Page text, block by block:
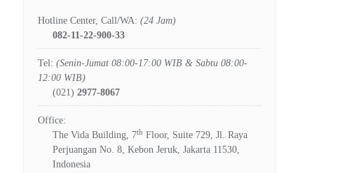
Hotline Center, Call/WA: (24 Jam)
082-11-22-900-33
Tel: (Senin-Jumat 08:00-17:00 WIB & Sabtu 08:00-
12:00 WIB)
(021) 2977-8067
Office:
The Vida Building, 7th Floor, Suite 729, Jl. Raya
Perjuangan No. 8, Kebon Jeruk, Jakarta 11530,
Indonesia